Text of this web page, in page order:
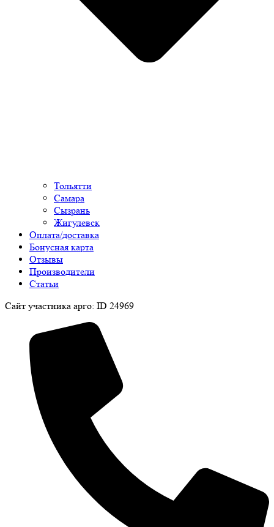
Тольятти
Самара
Сызрань
Жигулевск
Оплата/доставка
Бонусная карта
Отзывы
Производители
Статьи
Сайт участника арго: ID 24969